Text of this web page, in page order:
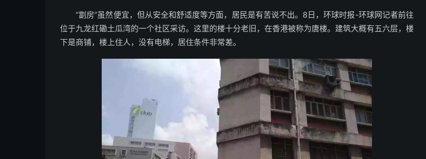
“劏房”虽然便宜，但从安全和舒适度等方面，居民是有苦说不出。8日，环球时报-环球网记者前往
位于九龙红磡土瓜湾的一个社区采访。这里的楼十分老旧，在香港被称为唐楼。建筑大概有五六层，楼
下是商铺，楼上住人，没有电梯，居住条件非常差。